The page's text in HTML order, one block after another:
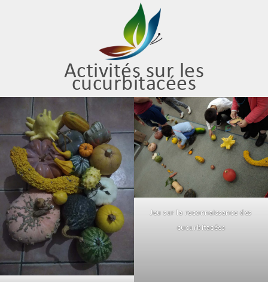
Activités sur les
cucurbitacées
Jeu sur la reconnaissance des
cucurbitacées